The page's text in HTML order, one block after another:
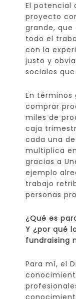
El potencial
proyecto
grande,
todo el
con la
justo y
sociales
En términos
comprar
miles de
caja
cada una
multiplica
gracias a
ejemplo
trabajo
personas
¿Qué es
Y ¿por qué
fundraising
Para mí, el